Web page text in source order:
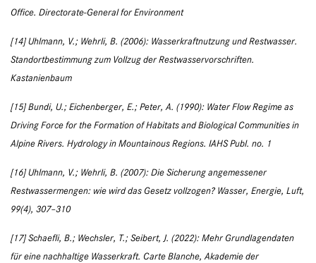
Office. Directorate-General for Environment
[14] Uhlmann, V.; Wehrli, B. (2006): Wasserkraftnutzung und Restwasser.
Standortbestimmung zum Vollzug der Restwasservorschriften.
Kastanienbaum
[15] Bundi, U.; Eichenberger, E.; Peter, A. (1990): Water Flow Regime as
Driving Force for the Formation of Habitats and Biological Communities in
Alpine Rivers. Hydrology in Mountainous Regions. IAHS Publ. no. 1
[16] Uhlmann, V.; Wehrli, B. (2007): Die Sicherung angemessener
Restwassermengen: wie wird das Gesetz vollzogen? Wasser, Energie, Luft,
99(4), 307–310
[17] Schaefli, B.; Wechsler, T.; Seibert, J. (2022): Mehr Grundlagendaten
für eine nachhaltige Wasserkraft. Carte Blanche, Akademie der